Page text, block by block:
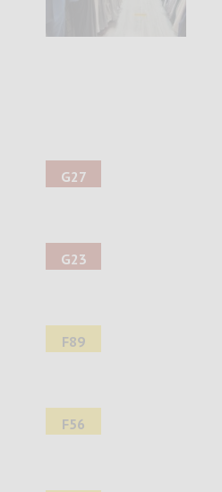
G27
G23
F89
F56